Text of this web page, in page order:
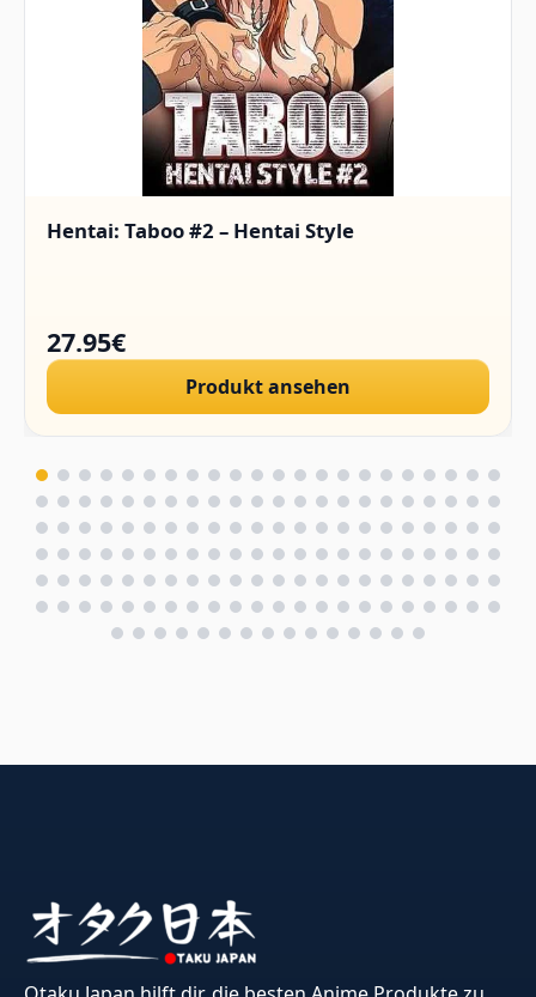
Hentai: Taboo #2 – Hentai Style
27.95€
Produkt ansehen